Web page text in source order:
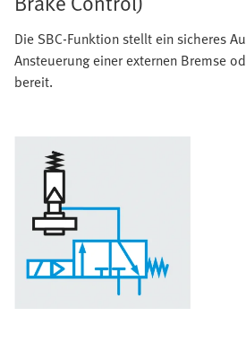
Die SBC-Funktion stellt ein sicheres
Ansteuerung einer externen Bremse
bereit.